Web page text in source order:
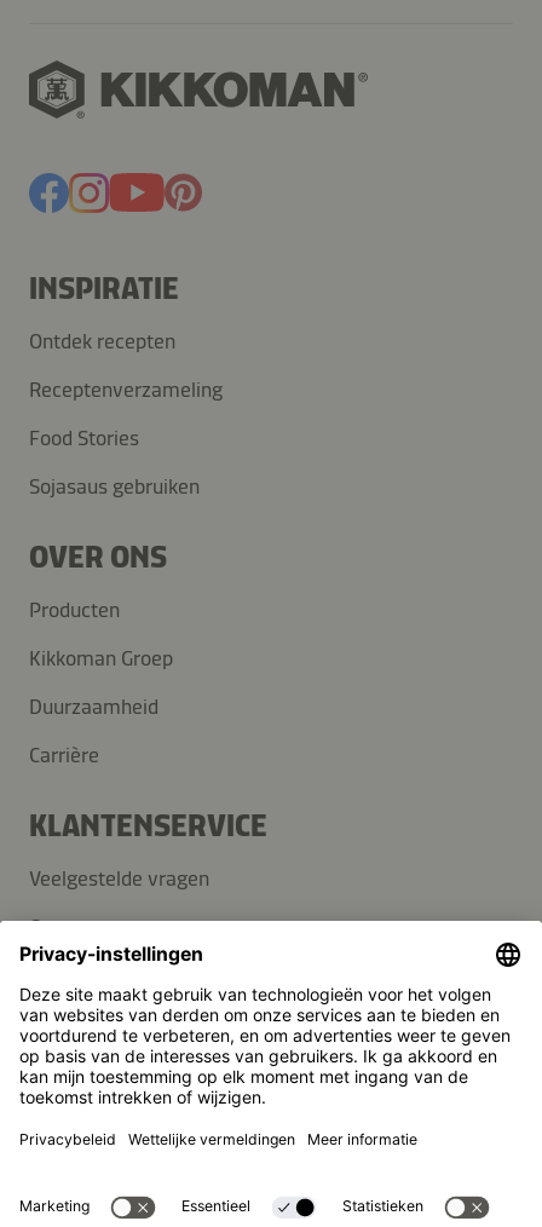
INSPIRATIE
Ontdek recepten
Receptenverzameling
Food Stories
Sojasaus gebruiken
OVER ONS
Producten
Kikkoman Groep
Duurzaamheid
Carrière
KLANTENSERVICE
Veelgestelde vragen
Contact
Pers
Kikkoman is een geregistreerd handelsmerk van Kikkoman
Corporation, Japan.
Theodorstraße 180, 40472 Düsseldorf, Germany
Opgenomen in het handelsregister bij het kantongerecht